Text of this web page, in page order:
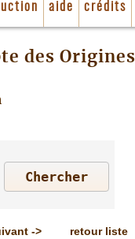
aide crédits
des Origines
->
retour liste